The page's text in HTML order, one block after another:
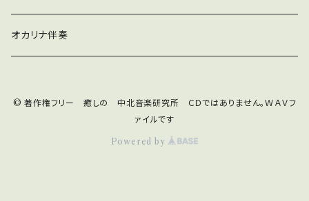
子ども
オカリナ伴奏
© 著作権フリー 癒しの 中北音楽研究所 ＣＤではありません。ＷＡＶフ
ァイルです
Powered by